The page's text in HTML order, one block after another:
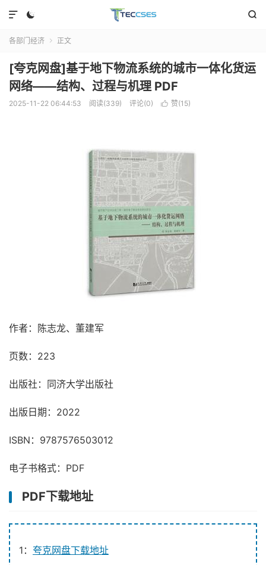
 

各部门经济  正文
[夸克网盘]基于地下物流系统的城市一体化货运
网络——结构、过程与机理 PDF
2025-11-22 06:44:53 阅读(339) 评论(0)  赞(15)
作者：陈志龙、董建军
页数：223
出版社：同济大学出版社
出版日期：2022
ISBN：9787576503012
电子书格式：PDF
PDF下载地址
1： 夸克网盘下载地址